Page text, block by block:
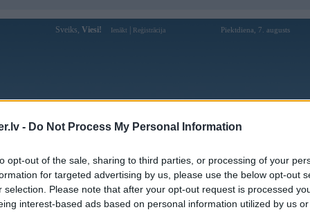
- Do Not Process My Personal Information
opt-out of the sale, sharing to third parties, or processing of your
for targeted advertising by us, please use the below opt-out
selection. Please note that after your opt-out request is processed
interest-based ads based on personal information utilized by us
Sveiks, Viesi! Ienākt Reģistrācija Piektdiena, 7. augusts
Forums Galerijas Reģistrācija Lietotāji
Lietotāja Shmits77 profils
Pēdējo reizi manīts: 04. Apr 2023, 15:15
Lietotājvārds:
Shmits77